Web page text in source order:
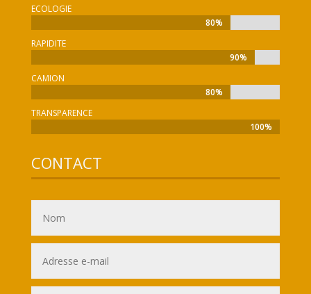
ECOLOGIE
80%
80%
RAPIDITE
90%
90%
CAMION
80%
80%
TRANSPARENCE
100%
100%
CONTACT